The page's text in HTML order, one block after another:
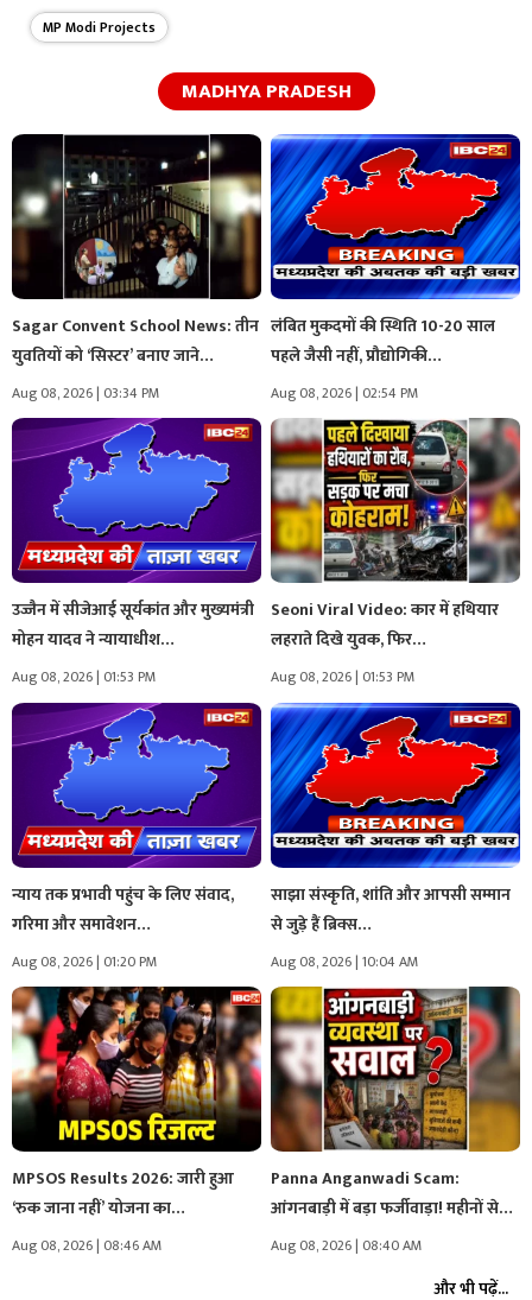
MP Modi Projects
MADHYA PRADESH
Sagar Convent School News: तीन
युवतियों को ‘सिस्टर’ बनाए जाने…
Aug 08, 2026 | 03:34 PM
लंबित मुकदमों की स्थिति 10-20 साल
पहले जैसी नहीं, प्रौद्योगिकी…
Aug 08, 2026 | 02:54 PM
उज्जैन में सीजेआई सूर्यकांत और मुख्यमंत्री
मोहन यादव ने न्यायाधीश…
Aug 08, 2026 | 01:53 PM
Seoni Viral Video: कार में हथियार
लहराते दिखे युवक, फिर…
Aug 08, 2026 | 01:53 PM
न्याय तक प्रभावी पहुंच के लिए संवाद,
गरिमा और समावेशन…
Aug 08, 2026 | 01:20 PM
साझा संस्कृति, शांति और आपसी सम्मान
से जुड़े हैं ब्रिक्स…
Aug 08, 2026 | 10:04 AM
MPSOS Results 2026: जारी हुआ
‘रुक जाना नहीं’ योजना का…
Aug 08, 2026 | 08:46 AM
Panna Anganwadi Scam:
आंगनबाड़ी में बड़ा फर्जीवाड़ा! महीनों से
केंद्र…
Aug 08, 2026 | 08:40 AM
और भी पढ़ें...